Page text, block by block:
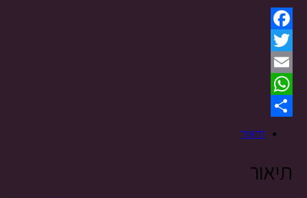
Facebook
Twitter
Email
WhatsApp
תיאור
תיאור